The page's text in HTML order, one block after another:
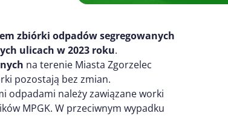
zbiórki odpadów segregowanych
ulicach w 2023 roku.
na terenie Miasta Zgorzelec
pozostają bez zmian.
odpadami należy zawiązane worki
MPGK. W przeciwnym wypadku